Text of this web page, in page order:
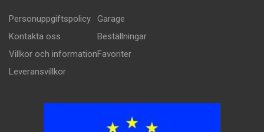
Personuppgiftspolicy
Kontakta oss
Villkor och information
Leveransvillkor
Garage
Beställningar
Favoriter